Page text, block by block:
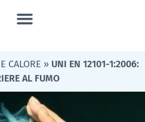
CALORE » UNI EN 12101-1:2006:
AL FUMO